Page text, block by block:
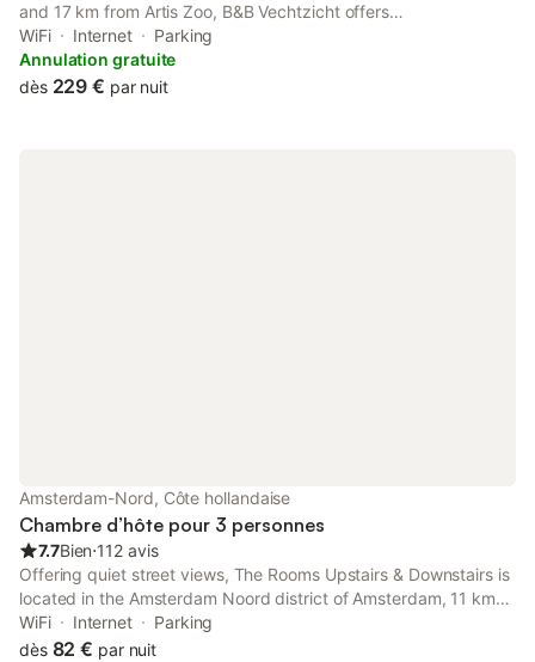
and 17 km from Artis Zoo, B&B Vechtzicht offers
accommodation situated in Weesp. The property features river
and city views, and is 13 km from Johan Cruijff Arena.
WiFi Internet
Parking
Annulation gratuite
dès 229 € par nuit
Amsterdam-Nord, Côte hollandaise
Chambre d’hôte pour 3 personnes
7.7Bien⋅112 avis
Offering quiet street views, The Rooms Upstairs & Downstairs is
located in the Amsterdam Noord district of Amsterdam, 11 km
from Amsterdam Central Station and 11 km from Rembrandt
House. It is set 5.
WiFi Internet
Parking
dès 82 € par nuit